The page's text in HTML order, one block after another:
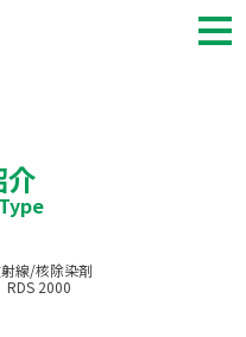
線/核除染剤
RDS 2000